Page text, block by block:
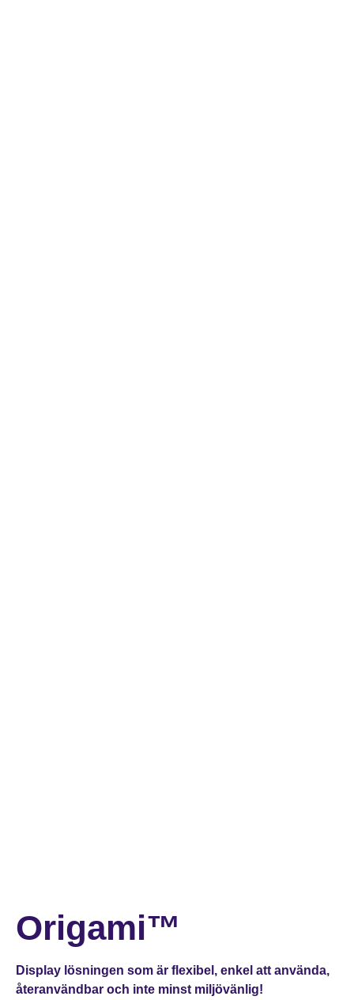
Origami™
Display lösningen som är flexibel, enkel att använda,
återanvändbar och inte minst miljövänlig!